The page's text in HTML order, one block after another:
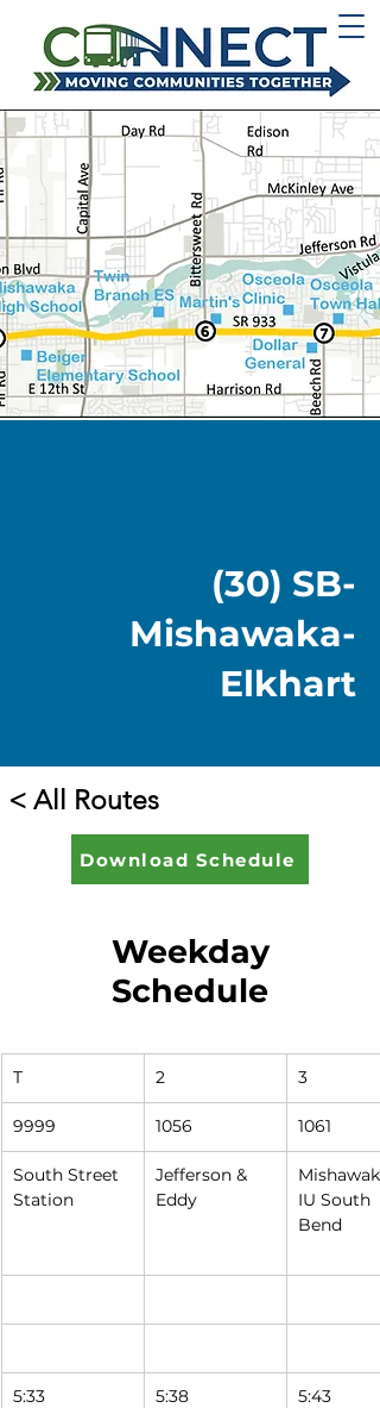
(30) SB-
Mishawaka-
Elkhart
< All Routes
Download Schedule
Weekday
Schedule
T 2 3
9999 1056 1061
South Street
Station
Jefferson &
Eddy
IU South
Bend
5:33 5:38 5:43